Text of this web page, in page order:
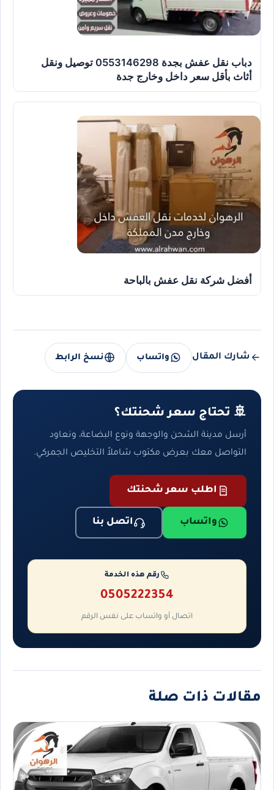
دباب نقل عفش بجدة 0553146298 توصيل ونقل
أثاث بأقل سعر داخل وخارج جدة
أفضل شركة نقل عفش بالباحة
شارك المقال واتساب نسخ الرابط
🚢 تحتاج سعر شحنتك؟
أرسل مدينة الشحن والوجهة ونوع البضاعة، ونعاود
التواصل معك بعرض مكتوب شاملاً التخليص الجمركي.
اطلب سعر شحنتك
واتساب اتصل بنا
رقم هذه الخدمة
0505222354
اتصال أو واتساب على نفس الرقم
مقالات ذات صلة